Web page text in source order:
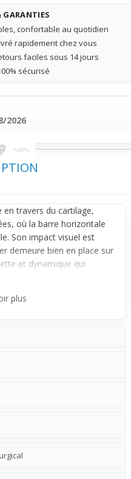
GARANTIES
confortable au quotidien
rapidement chez vous
faciles sous 14 jours
sécurisé
2026
en travers du cartilage,
où la barre horizontale
. Son impact visuel est
demeure bien en place sur
et dynamique qui
ancre marine qui pend
et la morphologie de
qu’un petit piercing
Il change vraiment le
quand on veut marquer
plus